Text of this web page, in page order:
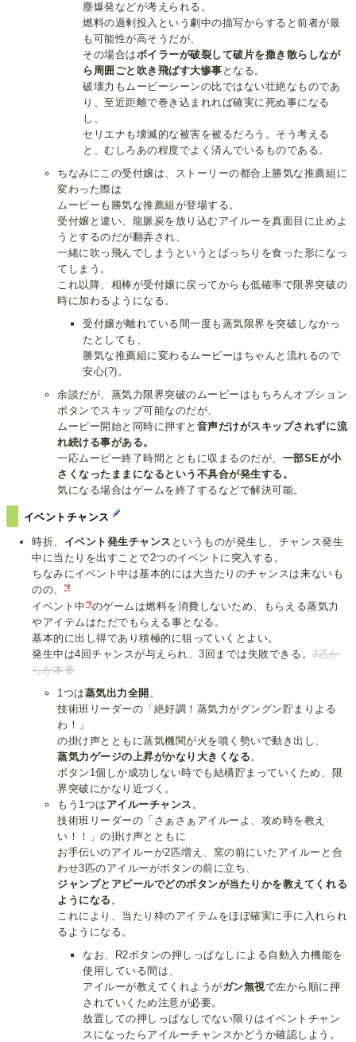
塵爆発などが考えられる。
燃料の過剰投入という劇中の描写からすると前者が最
も可能性が高そうだが、
その場合は ボイラーが破裂して破片を撒き散らしなが
ら周囲ごと吹き飛ばす大惨事 となる。
破壊力もムービーシーンの比ではない壮絶なものであ
り、至近距離で巻き込まれれば確実に死ぬ事になる
し、
セリエナも壊滅的な被害を被るだろう。そう考える
と、むしろあの程度でよく済んでいるものである。
ちなみにこの受付嬢は、ストーリーの都合上勝気な推薦組に
変わった際は
ムービーも勝気な推薦組が登場する。
受付嬢と違い、龍脈炭を放り込むアイルーを真面目に止めよ
うとするのだが翻弄され、
一緒に吹っ飛んでしまうというとばっちりを食った形になっ
てしまう。
これ以降、相棒が受付嬢に戻ってからも低確率で限界突破の
時に加わるようになる。
受付嬢が離れている間一度も蒸気限界を突破しなかっ
たとしても、
勝気な推薦組に変わるムービーはちゃんと流れるので
安心(?)。
余談だが、蒸気力限界突破のムービーはもちろんオプション
ボタンでスキップ可能なのだが、
ムービー開始と同時に押すと 音声だけがスキップされずに流
れ続ける事がある。
一応ムービー終了時間とともに収まるのだが、 一部SEが小
さくなったままになるという不具合が発生する。
気になる場合はゲームを終了するなどで解決可能。
イベントチャンス
時折、 イベント発生チャンス というものが発生し、チャンス発生
中に当たりを出すことで2つのイベントに突入する。
ちなみにイベント中は基本的には大当たりのチャンスは来ないも
のの、
*8
イベント中 *9のゲームは燃料を消費しないため、もらえる蒸気力
やアイテムはただでもらえる事となる。
基本的に出し得であり積極的に狙っていくとよい。
発生中は4回チャンスが与えられ、3回までは失敗できる。3乙か
らが本番
1つは蒸気出力全開 。
技術班リーダーの「絶好調！蒸気力がグングン貯まりよる
わ！」
の掛け声とともに蒸気機関が火を噴く勢いで動き出し、
蒸気力ゲージの上昇がかなり大きくなる 。
ボタン1個しか成功しない時でも結構貯まっていくため、限
界突破にかなり近づく。
もう1つは アイルーチャンス 。
技術班リーダーの「さぁさぁアイルーよ、攻め時を教え
い！！」の掛け声とともに
お手伝いのアイルーが2匹増え、窯の前にいたアイルーと合
わせ3匹のアイルーがボタンの前に立ち、
ジャンプとアピールでどのボタンが当たりかを教えてくれる
ようになる 。
これにより、当たり枠のアイテムをほぼ確実に手に入れられ
るようになる。
なお、R2ボタンの押しっぱなしによる自動入力機能を
使用している間は、
アイルーが教えてくれようがガン無視で左から順に押
されていくため注意が必要。
放置しての押しっぱなしでない限りはイベントチャン
スになったらアイルーチャンスかどうか確認しよう。